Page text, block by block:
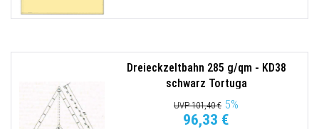
Dreieckzeltbahn 285 g/qm - KD38
schwarz Tortuga
UVP 101,40 € 5%
96,33 €